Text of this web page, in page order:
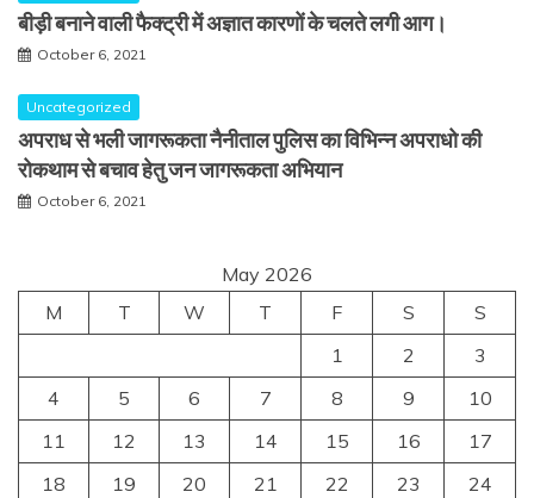
बीड़ी बनाने वाली फैक्ट्री में अज्ञात कारणों के चलते लगी आग।
October 6, 2021
Uncategorized
अपराध से भली जागरूकता नैनीताल पुलिस का विभिन्न अपराधो की
रोकथाम से बचाव हेतु जन जागरूकता अभियान
October 6, 2021
May 2026
M
T W T F S
S
1
2
3
4
5 6 7 8 9
10
11
12 13 14 15 16
17
18
19 20 21 22 23
24